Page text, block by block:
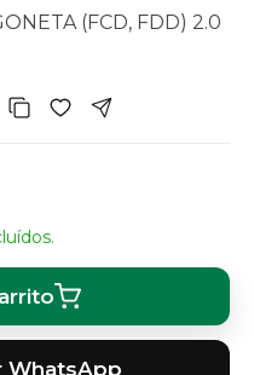
(FCD, FDD) 2.0
WhatsApp